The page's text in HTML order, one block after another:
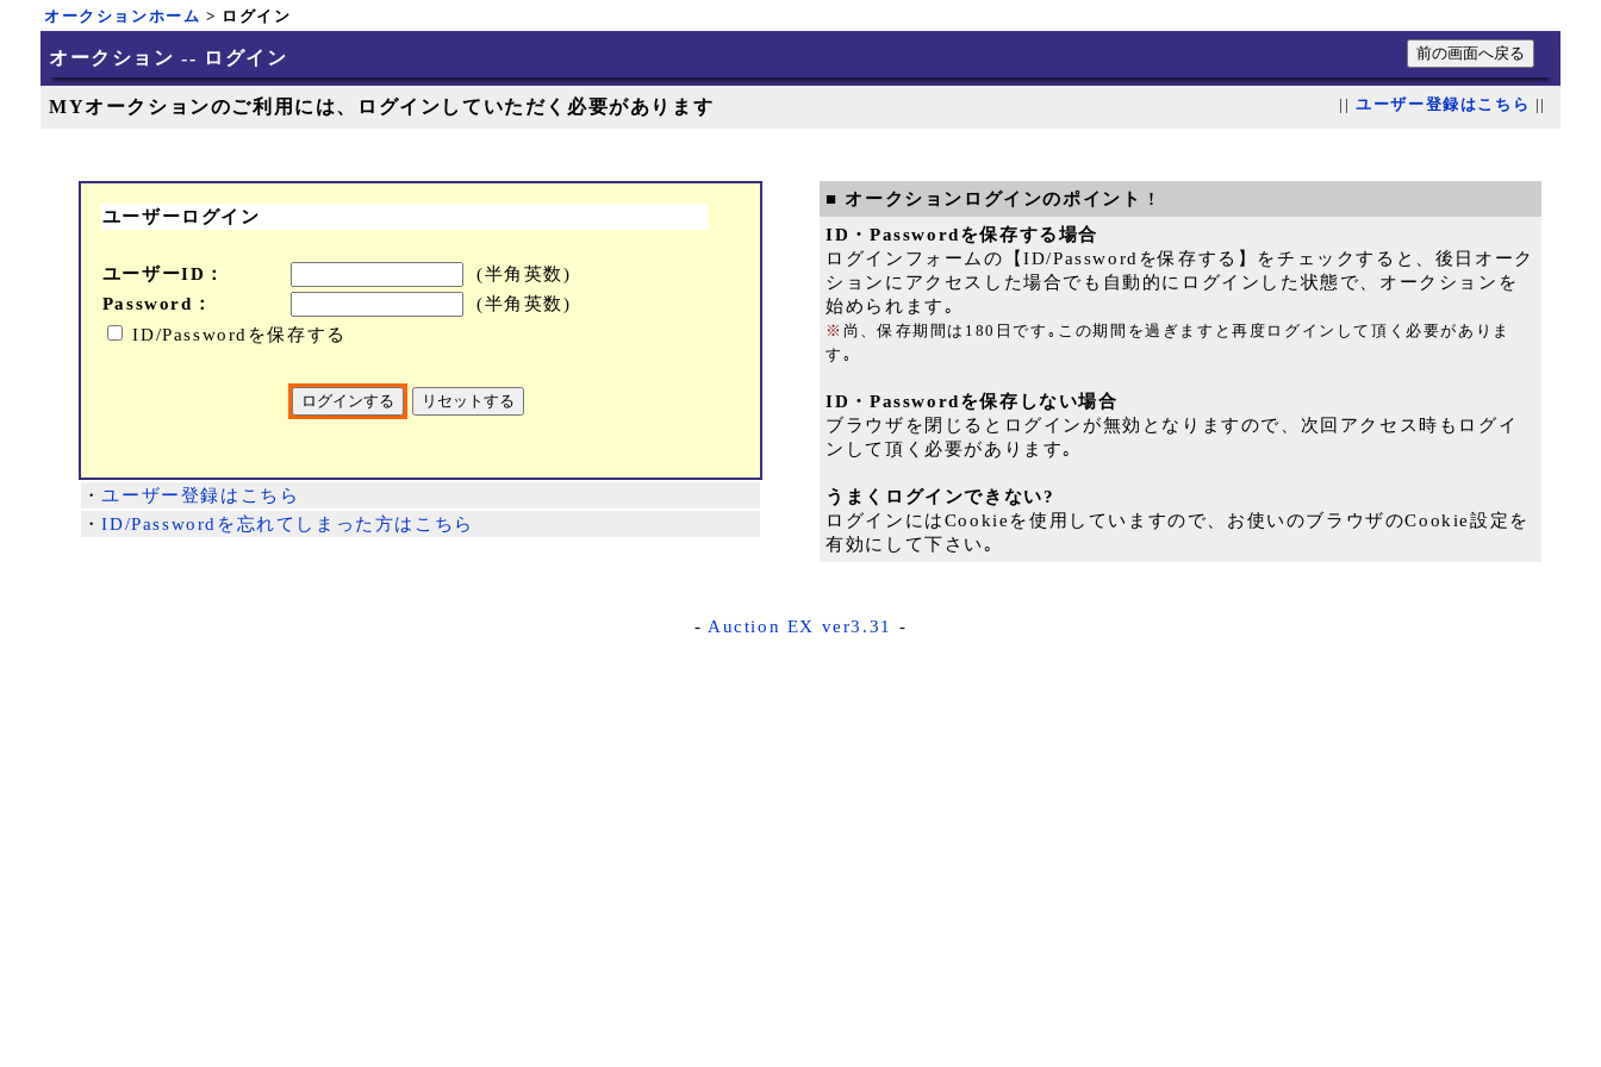
オークションホーム > ログイン
オークション -- ログイン
MYオークションのご利用には、ログインしていただく必要があります ||ユーザー登録はこちら ||
ユーザーログイン
ユーザーID：
(半角英数)
Password：
(半角英数)
ID/Passwordを保存する
・ユーザー登録はこちら
・ID/Passwordを忘れてしまった方はこちら
■ オークションログインのポイント !
ID・Passwordを保存する場合
ログインフォームの【ID/Passwordを保存する】をチェックすると、後日オーク
ションにアクセスした場合でも自動的にログインした状態で、オークションを
始められます｡
※ 尚、保存期間は180日です｡この期間を過ぎますと再度ログインして頂く必要がありま
す｡
ID・Passwordを保存しない場合
ブラウザを閉じるとログインが無効となりますので、次回アクセス時もログイ
ンして頂く必要があります｡
うまくログインできない?
ログインにはCookieを使用していますので、お使いのブラウザのCookie設定を
有効にして下さい｡
- Auction EX ver3.31 -